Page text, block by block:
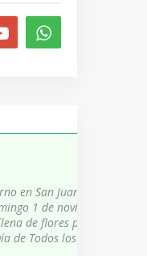
en San Juan
1 de noviembre,
de flores para
de Todos los Santos!